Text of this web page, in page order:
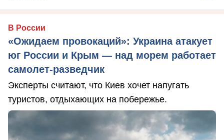
В России
«Ожидаем провокаций»: Украина атакует
юг России и Крым — над морем работает
самолет-разведчик
Эксперты считают, что Киев хочет напугать
туристов, отдыхающих на побережье.